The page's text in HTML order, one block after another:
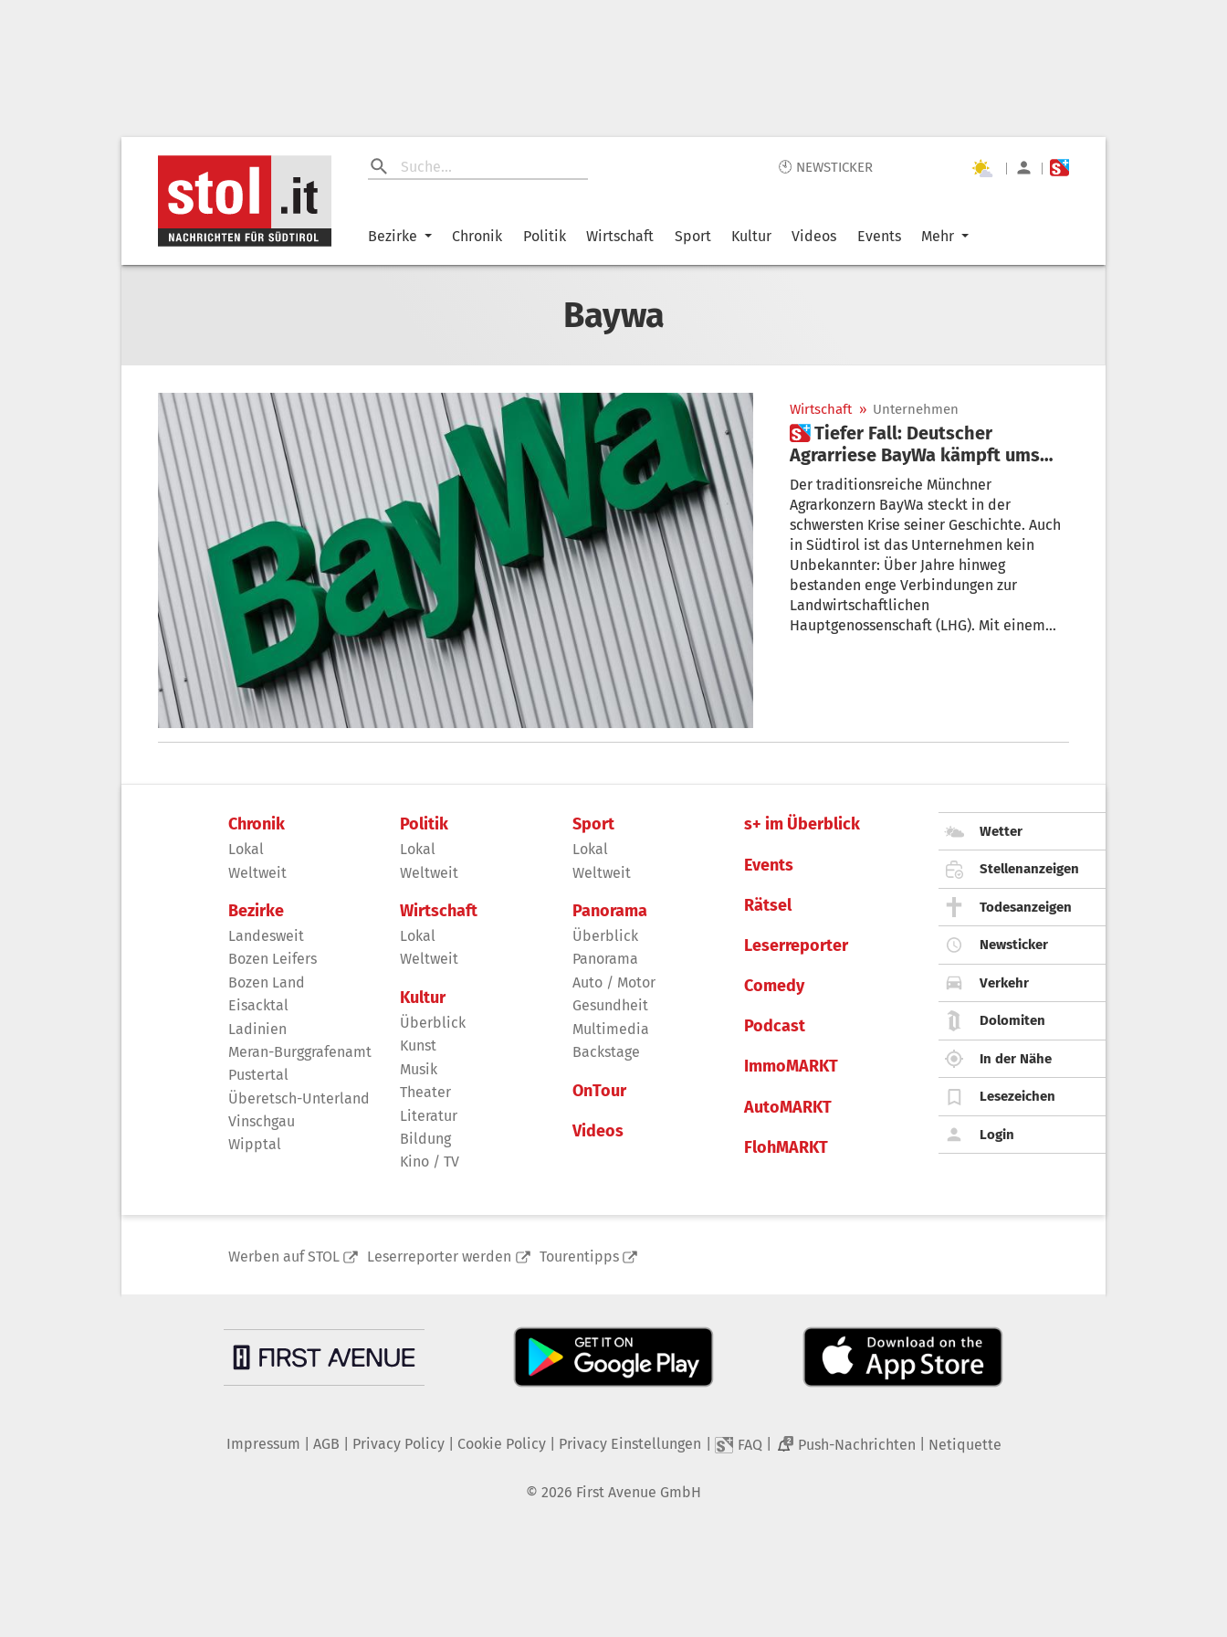
🕙 NEWSTICKER | |
Bezirke Chronik Politik Wirtschaft Sport Kultur Videos Events Mehr
Baywa
Wirtschaft » Unternehmen
 Tiefer Fall: Deutscher
Agrarriese BayWa kämpft ums
Überleben
Der traditionsreiche Münchner
Agrarkonzern BayWa steckt in der
schwersten Krise seiner Geschichte. Auch
in Südtirol ist das Unternehmen kein
Unbekannter: Über Jahre hinweg
bestanden enge Verbindungen zur
Landwirtschaftlichen
Hauptgenossenschaft (LHG). Mit einem
Chronik
Lokal
Weltweit
Bezirke
Landesweit
Bozen Leifers
Bozen Land
Eisacktal
Ladinien
Meran-Burggrafenamt
Pustertal
Überetsch-Unterland
Vinschgau
Wipptal
Politik
Lokal
Weltweit
Wirtschaft
Lokal
Weltweit
Kultur
Überblick
Kunst
Musik
Theater
Literatur
Bildung
Kino / TV
Sport
Lokal
Weltweit
Panorama
Überblick
Panorama
Auto / Motor
Gesundheit
Multimedia
Backstage
OnTour
Videos
s+ im Überblick
Events
Rätsel
Leserreporter
Comedy
Podcast
ImmoMARKT
AutoMARKT
FlohMARKT
Wetter
Stellenanzeigen
Todesanzeigen
Newsticker
Verkehr
Dolomiten
In der Nähe
Lesezeichen
Login
Werben auf STOL Leserreporter werden Tourentipps
Impressum AGB Privacy Policy| Cookie Policy| Privacy Einstellungen FAQ 2 Push-Nachrichten Netiquette
© 2026 First Avenue GmbH